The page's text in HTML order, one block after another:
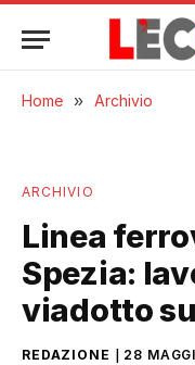
Home » Archivio
ARCHIVIO
Linea
Spezia:
viadotto
REDAZIONE 28